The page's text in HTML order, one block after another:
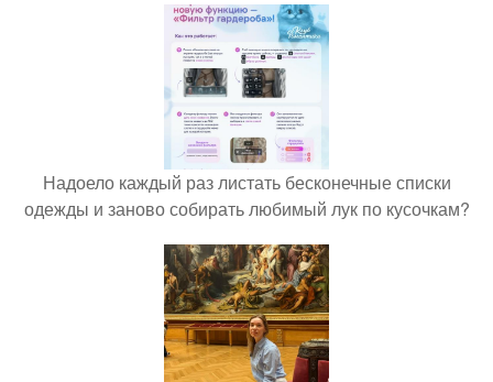
Надоело каждый раз листать бесконечные списки
одежды и заново собирать любимый лук по кусочкам?